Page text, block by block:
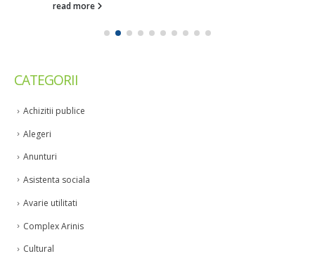
read more
CATEGORII
Achizitii publice
Alegeri
Anunturi
Asistenta sociala
Avarie utilitati
Complex Arinis
Cultural